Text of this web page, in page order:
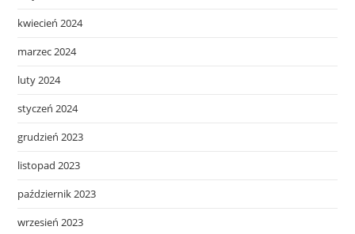
kwiecień 2024
marzec 2024
luty 2024
styczeń 2024
grudzień 2023
listopad 2023
październik 2023
wrzesień 2023